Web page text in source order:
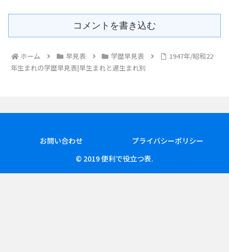
コメントを書き込む
ホーム 早見表 学歴早見表
1947年/昭和22
年生まれの学歴早見表|早生まれと遅生まれ別
お問い合わせ
プライバシーポリシー
© 2019 便利で役立つ表.